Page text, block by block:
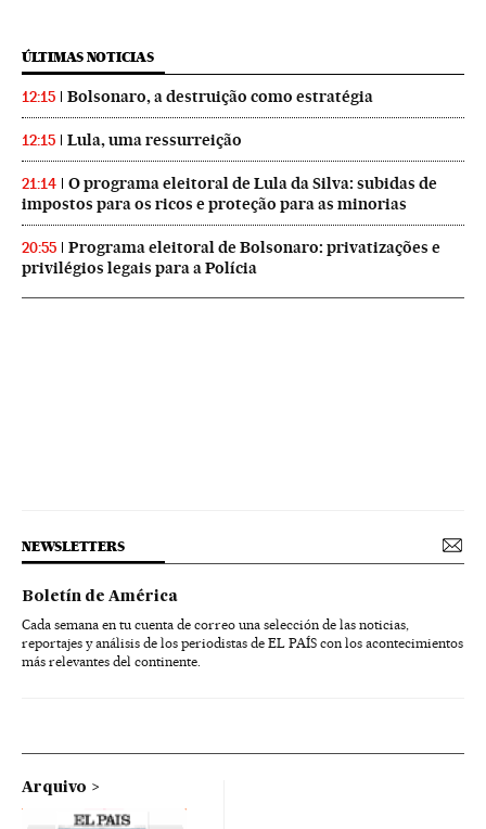
ÚLTIMAS NOTICIAS
12:15 Bolsonaro, a destruição como estratégia
12:15 Lula, uma ressurreição
21:14
O programa eleitoral de Lula da Silva: subidas de
impostos para os ricos e proteção para as minorias
20:55
Programa eleitoral de Bolsonaro: privatizações e
privilégios legais para a Polícia
NEWSLETTERS
Boletín de América
Cada semana en tu cuenta de correo una selección de las noticias,
reportajes y análisis de los periodistas de EL PAÍS con los acontecimientos
más relevantes del continente.
Arquivo